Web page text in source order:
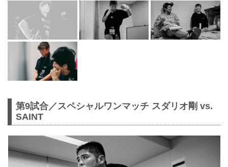
第9試合／スペシャルワンマッチ スダリオ剛 vs.
SAINT